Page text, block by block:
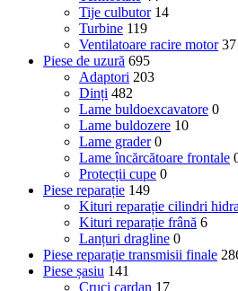
Tije culbutor 14
Turbine 119
Ventilatoare racire motor 37
Piese de uzură 695
Adaptori 203
Dinți 482
Lame buldoexcavatore 0
Lame buldozere 10
Lame grader 0
Lame încărcătoare frontale
Protecții cupe 0
Piese reparație 149
Kituri reparație cilindri
Kituri reparație frână 6
Lanțuri dragline 0
Piese reparație transmisii finale
Piese șasiu 141
Cruci cardan 17